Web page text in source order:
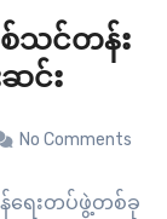
သင်တန်း
င်း
No Comments
ရေးတပ်ဖွဲ့တစ်ခု